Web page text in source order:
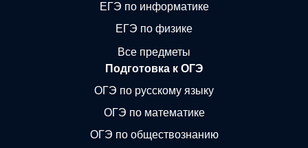
ЕГЭ по информатике
ЕГЭ по физике
Все предметы
Подготовка к ОГЭ
ОГЭ по русскому языку
ОГЭ по математике
ОГЭ по обществознанию